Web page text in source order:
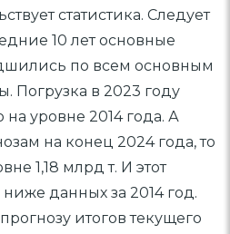
статистика. Следует
10 лет основные
по всем основным
Погрузка в 2023 году
уровне 2014 года. А
на конец 2024 года, то
1,18 млрд т. И этот
ниже данных за 2014 год.
итогов текущего